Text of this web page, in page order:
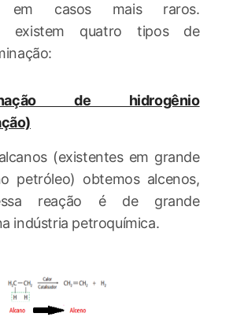
em casos mais raros.
existem quatro tipos de
de hidrogênio
(existentes em grande
petróleo) obtemos alcenos,
reação é de grande
indústria petroquímica.